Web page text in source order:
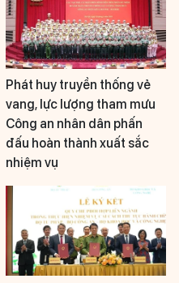
Phát huy truyền thống vẻ
vang, lực lượng tham mưu
Công an nhân dân phấn
đấu hoàn thành xuất sắc
nhiệm vụ